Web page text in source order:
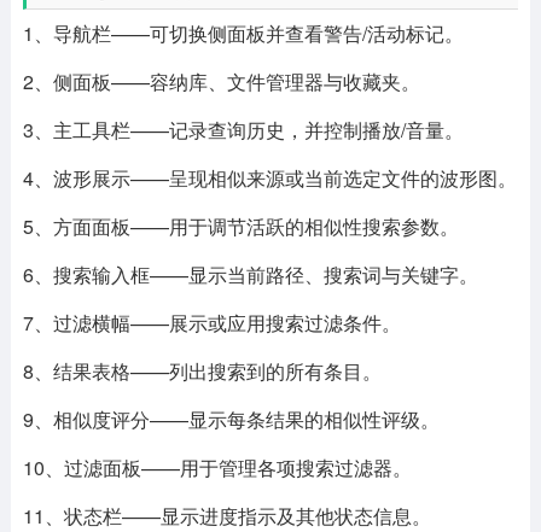
1、导航栏——可切换侧面板并查看警告/活动标记。
2、侧面板——容纳库、文件管理器与收藏夹。
3、主工具栏——记录查询历史，并控制播放/音量。
4、波形展示——呈现相似来源或当前选定文件的波形图。
5、方面面板——用于调节活跃的相似性搜索参数。
6、搜索输入框——显示当前路径、搜索词与关键字。
7、过滤横幅——展示或应用搜索过滤条件。
8、结果表格——列出搜索到的所有条目。
9、相似度评分——显示每条结果的相似性评级。
10、过滤面板——用于管理各项搜索过滤器。
11、状态栏——显示进度指示及其他状态信息。